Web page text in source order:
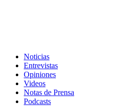
Noticias
Entrevistas
Opiniones
Videos
Notas de Prensa
Podcasts